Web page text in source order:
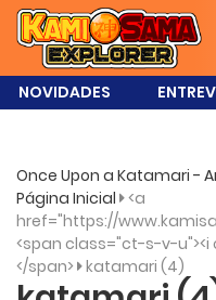
NOVIDADES
Once Upon a Katamari -
Página Inicial <a
href="https://
<span class="ct-s-v-
</span> katamari (4)